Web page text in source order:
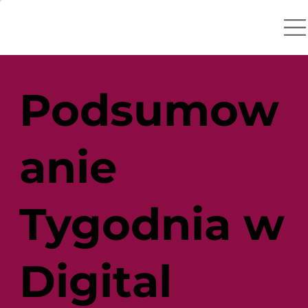
Podsumow
anie
Tygodnia w
Digital